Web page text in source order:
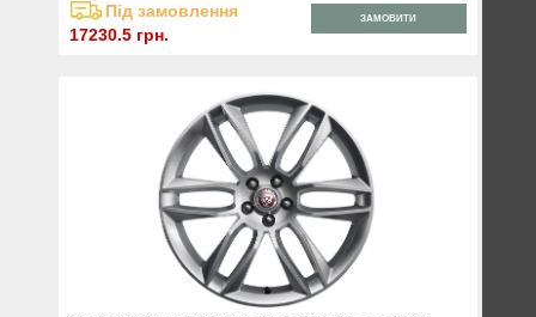
Під замовлення
17230.5 грн.
ЗАМОВИТИ